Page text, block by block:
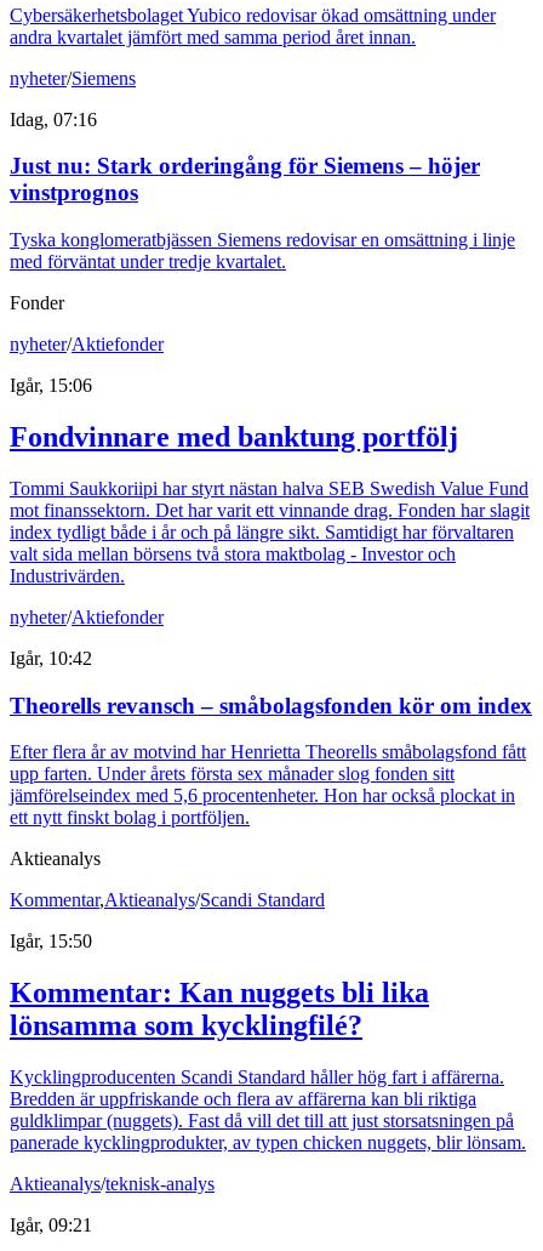
Cybersäkerhetsbolaget Yubico redovisar ökad omsättning under
andra kvartalet jämfört med samma period året innan.
nyheter/Siemens
Idag, 07:16
Just nu: Stark orderingång för Siemens – höjer
vinstprognos
Tyska konglomeratbjässen Siemens redovisar en omsättning i linje
med förväntat under tredje kvartalet.
Fonder
nyheter/Aktiefonder
Igår, 15:06
Fondvinnare med banktung portfölj
Tommi Saukkoriipi har styrt nästan halva SEB Swedish Value Fund
mot finanssektorn. Det har varit ett vinnande drag. Fonden har slagit
index tydligt både i år och på längre sikt. Samtidigt har förvaltaren
valt sida mellan börsens två stora maktbolag - Investor och
Industrivärden.
nyheter/Aktiefonder
Igår, 10:42
Theorells revansch – småbolagsfonden kör om index
Efter flera år av motvind har Henrietta Theorells småbolagsfond fått
upp farten. Under årets första sex månader slog fonden sitt
jämförelseindex med 5,6 procentenheter. Hon har också plockat in
ett nytt finskt bolag i portföljen.
Aktieanalys
Kommentar,Aktieanalys/Scandi Standard
Igår, 15:50
Kommentar: Kan nuggets bli lika
lönsamma som kycklingfilé?
Kycklingproducenten Scandi Standard håller hög fart i affärerna.
Bredden är uppfriskande och flera av affärerna kan bli riktiga
guldklimpar (nuggets). Fast då vill det till att just storsatsningen på
panerade kycklingprodukter, av typen chicken nuggets, blir lönsam.
Aktieanalys/teknisk-analys
Igår, 09:21